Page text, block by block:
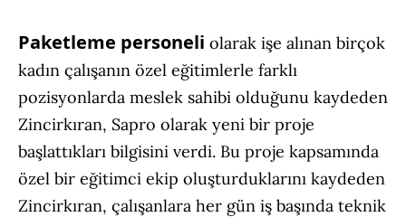
Paketleme personeli olarak işe alınan birçok
kadın çalışanın özel eğitimlerle farklı
pozisyonlarda meslek sahibi olduğunu kaydeden
Zincirkıran, Sapro olarak yeni bir proje
başlattıkları bilgisini verdi. Bu proje kapsamında
özel bir eğitimci ekip oluşturduklarını kaydeden
Zincirkıran, çalışanlara her gün iş başında teknik